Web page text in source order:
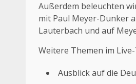
Außerdem beleuchten
mit Paul Meyer-Dunker
Lauterbach und auf
Weitere Themen im
Ausblick auf die